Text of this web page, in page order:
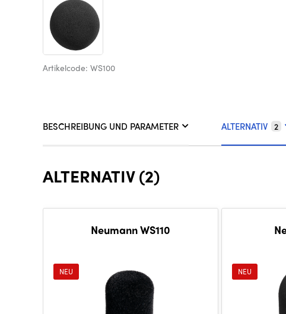
Artikelcode: WS100
BESCHREIBUNG UND PARAMETER ALTERNATIV 2
ALTERNATIV (2)
Neumann WS110
NEU NEU